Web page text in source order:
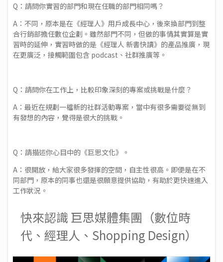
Q：請問你實習的部門和現在任職的部門相同嗎？
A：不同，原本是在《經理人》用戶成長中心，後來換部門到整
合行銷部擔任數位企劃。雖然部門不同，但做的事情其實算是實
習時的延伸，實習時做的是《經理人 新書快讀》的產品推廣，現
在更廣泛，接觸範圍包含 podcast、社群推廣等。
Q：請問你在工作上，比較印象深刻的專案或挑戰是什麼？
A：最近在規劃一檔新的社群活動專案，當中有很多需要從無到
有發想的內容，覺得是很大的挑戰。
Q：請描述你心目中的《巨思文化》。
A：很開放，給大家很多發揮的空間，自主性很高。即便是在不
同部門，原本的同事也還是很願意提供協助，有助於更快速進入
工作狀況。
快來認識 巨思媒體集團（數位時
代、經理人、Shopping Design）